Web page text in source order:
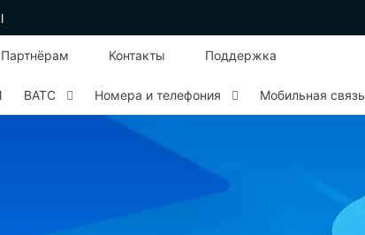
Партнёрам Контакты Поддержка
ВАТС Номера и телефония Мобильная связь